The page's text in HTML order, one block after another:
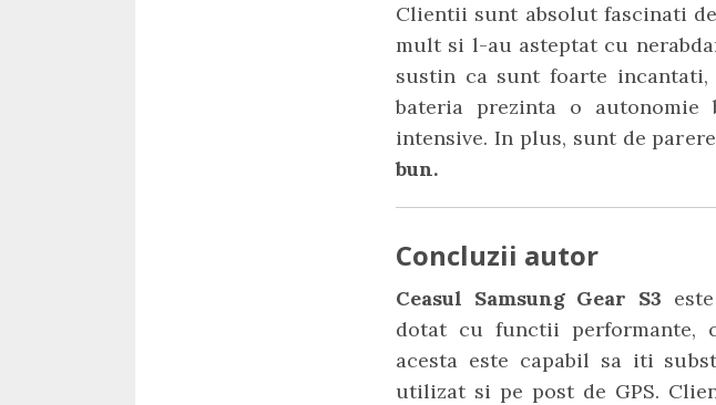
Clientii sunt absolut fascinati
mult si l-au asteptat cu
sustin ca sunt foarte
bateria prezinta o
intensive. In plus, sunt de
bun.
Concluzii autor
Ceasul Samsung Gear S3
dotat cu functii performante,
acesta este capabil sa iti
utilizat si pe post de GPS.